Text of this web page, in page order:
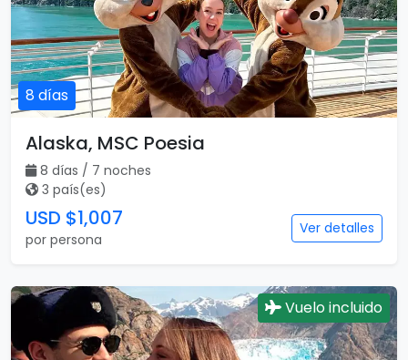
8 días
Alaska, MSC Poesia
8 días / 7 noches
3 país(es)
USD $1,007
por persona
Ver detalles
Vuelo incluido